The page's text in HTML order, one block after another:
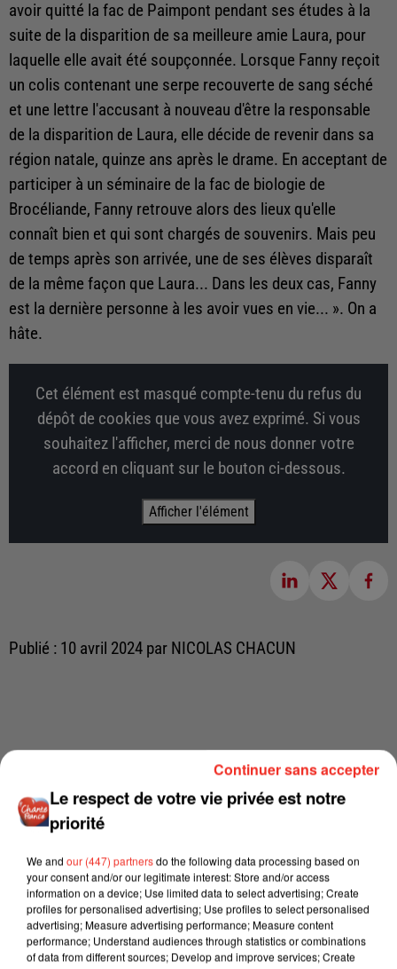
avoir quitté la fac de Paimpont pendant ses études à la
suite de la disparition de sa meilleure amie Laura, pour
laquelle elle avait été soupçonnée. Lorsque Fanny reçoit
un colis contenant une serpe recouverte de sang séché
et une lettre l'accusant à nouveau d'être la responsable
de la disparition de Laura, elle décide de revenir dans sa
région natale, quinze ans après le drame. En acceptant de
participer à un séminaire de la fac de biologie de
Brocéliande, Fanny retrouve alors des lieux qu'elle
connaît bien et qui sont chargés de souvenirs. Mais peu
de temps après son arrivée, une de ses élèves disparaît
de la même façon que Laura... Dans les deux cas, Fanny
est la dernière personne à les avoir vues en vie... ». On a
hâte.
Cet élément est masqué compte-tenu du refus du
dépôt de cookies que vous avez exprimé. Si vous
souhaitez l'afficher, merci de nous donner votre
accord en cliquant sur le bouton ci-dessous.
Afficher l'élément
Publié : 10 avril 2024 par NICOLAS CHACUN
Le respect de votre vie privée est notre
priorité
We and our (447) partnersdo the following data processing based on
your consent and/or our legitimate interest: Store and/or access
information on a device; Use limited data to select advertising; Create
profiles for personalised advertising; Use profiles to select personalised
advertising; Measure advertising performance; Measure content
performance; Understand audiences through statistics or combinations
of data from different sources; Develop and improve services; Create
Continuer sans accepter